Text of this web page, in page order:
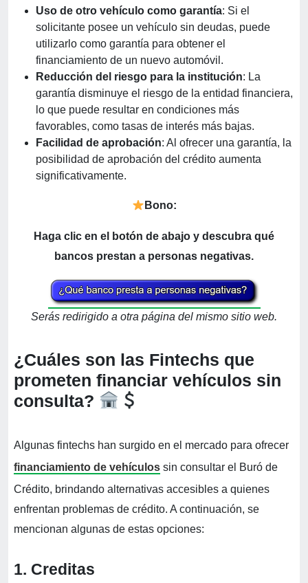
Uso de otro vehículo como garantía: Si el
solicitante posee un vehículo sin deudas, puede
utilizarlo como garantía para obtener el
financiamiento de un nuevo automóvil.
Reducción del riesgo para la institución: La
garantía disminuye el riesgo de la entidad financiera,
lo que puede resultar en condiciones más
favorables, como tasas de interés más bajas.
Facilidad de aprobación: Al ofrecer una garantía, la
posibilidad de aprobación del crédito aumenta
significativamente.
Bono:
Haga clic en el botón de abajo y descubra qué
bancos prestan a personas negativas.
Serás redirigido a otra página del mismo sitio web.
¿Cuáles son las Fintechs que
prometen financiar vehículos sin
consulta?
Algunas fintechs han surgido en el mercado para ofrecer
financiamiento de vehículos sin consultar el Buró de
Crédito, brindando alternativas accesibles a quienes
enfrentan problemas de crédito. A continuación, se
mencionan algunas de estas opciones:
1. Creditas